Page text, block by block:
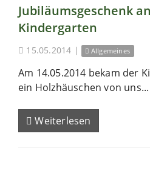
Jubiläumsgeschenk
Kindergarten
15.05.2014 | Allgemeines
Am 14.05.2014 bekam der
ein Holzhäuschen von uns...
Weiterlesen